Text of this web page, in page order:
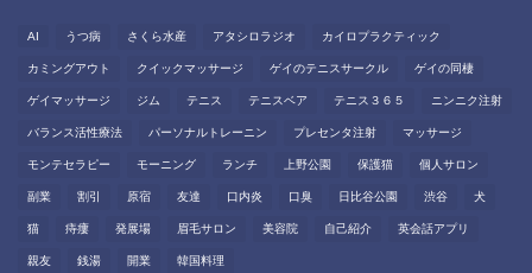
AI うつ病 さくら水産 アタシロラジオ カイロプラクティック
カミングアウト クイックマッサージ ゲイのテニスサークル ゲイの同棲
ゲイマッサージ ジム テニス テニスベア テニス３６５ ニンニク注射
バランス活性療法 パーソナルトレーニン プレセンタ注射 マッサージ
モンテセラピー モーニング ランチ 上野公園 保護猫 個人サロン
副業 割引 原宿 友達 口内炎 口臭 日比谷公園 渋谷 犬
猫 痔瘻 発展場 眉毛サロン 美容院 自己紹介 英会話アプリ
親友 銭湯 開業 韓国料理